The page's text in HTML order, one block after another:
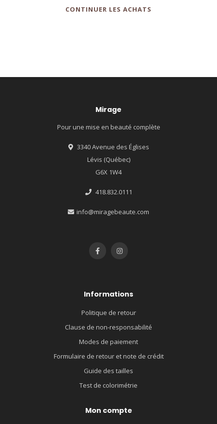
CONTINUER LES ACHATS
Mirage
Pour une mise en beauté complète
3340 Avenue des Églises
Lévis (Québec)
G6X 1W4
418.832.0111
info@miragebeaute.com
Informations
Politique de retour
Clause de non-responsabilité
Modes de paiement
Formulaire de retour et note de crédit
Guide des tailles
Test de colorimétrie
Mon compte